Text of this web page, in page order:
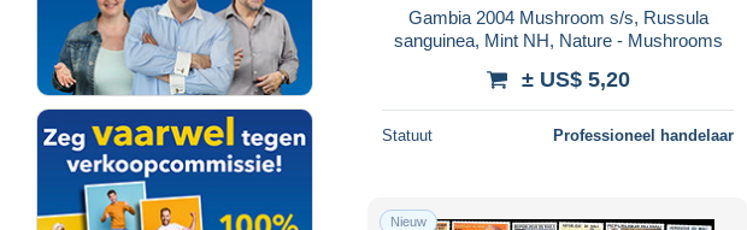
Gambia 2004 Mushroom s/s, Russula
sanguinea, Mint NH, Nature - Mushrooms
± US$ 5,20
Statuut Professioneel handelaar
Nieuw